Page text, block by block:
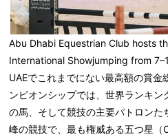
Abu Dhabi Equestrian Club hosts
International Showjumping from
UAEでこれまでにない最高額の賞金
ンピオンシップでは、世界ランキ
の馬、そして競技の主要パトロン
峰の競技で、最も権威ある五つ星